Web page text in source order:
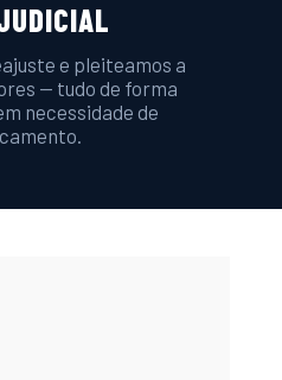
e pleiteamos a
— tudo de forma
necessidade de